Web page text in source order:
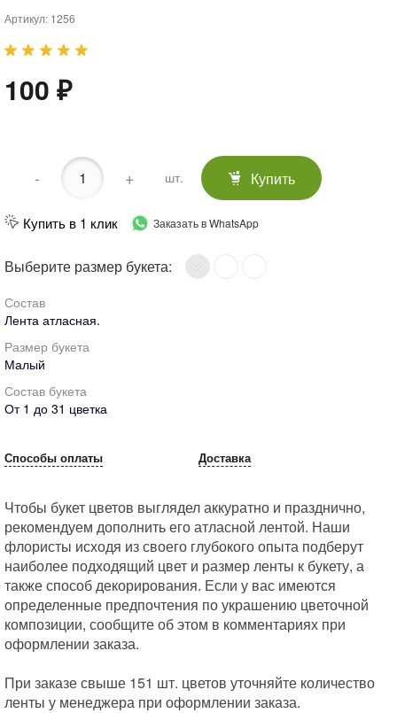
Артикул: 1256
100 ₽
- + шт. Купить
Купить в 1 клик Заказать в WhatsApp
Выберите размер букета:
Состав
Лента атласная.
Размер букета
Малый
Состав букета
От 1 до 31 цветка
Способы оплаты Доставка
Чтобы букет цветов выглядел аккуратно и празднично,
рекомендуем дополнить его атласной лентой. Наши
флористы исходя из своего глубокого опыта подберут
наиболее подходящий цвет и размер ленты к букету, а
также способ декорирования. Если у вас имеются
определенные предпочтения по украшению цветочной
композиции, сообщите об этом в комментариях при
оформлении заказа.
При заказе свыше 151 шт. цветов уточняйте количество
ленты у менеджера при оформлении заказа.